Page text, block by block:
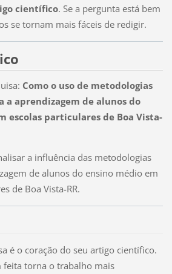
científico. Se a pergunta está bem
se tornam mais fáceis de redigir.
Como o uso de metodologias
a aprendizagem de alunos do
escolas particulares de Boa Vista-
a influência das metodologias
de alunos do ensino médio em
de Boa Vista-RR.
é o coração do seu artigo científico.
feita torna o trabalho mais